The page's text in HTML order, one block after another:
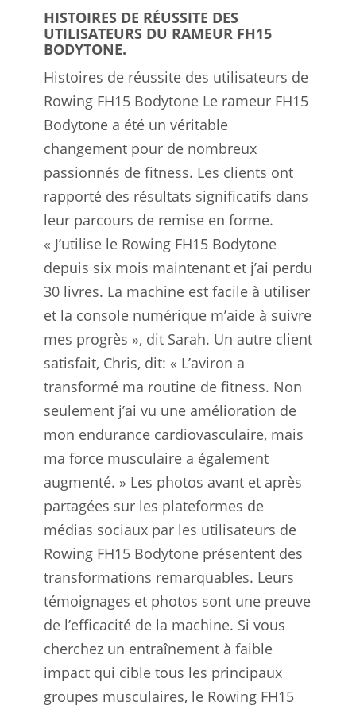
HISTOIRES DE RÉUSSITE DES
UTILISATEURS DU RAMEUR FH15
BODYTONE.
Histoires de réussite des utilisateurs de
Rowing FH15 Bodytone Le rameur FH15
Bodytone a été un véritable
changement pour de nombreux
passionnés de fitness. Les clients ont
rapporté des résultats significatifs dans
leur parcours de remise en forme.
« J’utilise le Rowing FH15 Bodytone
depuis six mois maintenant et j’ai perdu
30 livres. La machine est facile à utiliser
et la console numérique m’aide à suivre
mes progrès », dit Sarah. Un autre client
satisfait, Chris, dit: « L’aviron a
transformé ma routine de fitness. Non
seulement j’ai vu une amélioration de
mon endurance cardiovasculaire, mais
ma force musculaire a également
augmenté. » Les photos avant et après
partagées sur les plateformes de
médias sociaux par les utilisateurs de
Rowing FH15 Bodytone présentent des
transformations remarquables. Leurs
témoignages et photos sont une preuve
de l’efficacité de la machine. Si vous
cherchez un entraînement à faible
impact qui cible tous les principaux
groupes musculaires, le Rowing FH15